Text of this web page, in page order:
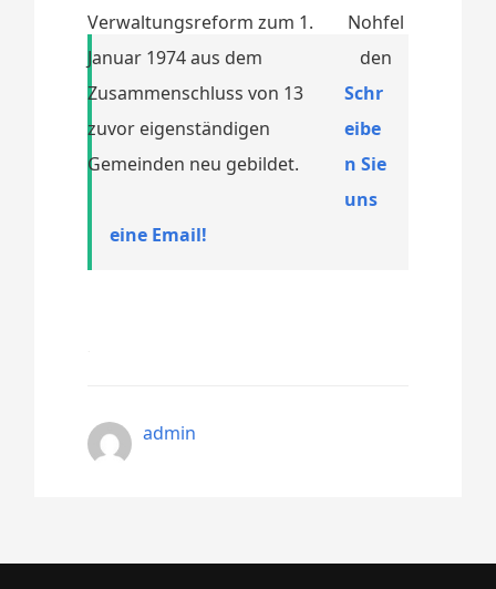
Verwaltungsreform zum 1.
Januar 1974 aus dem
Zusammenschluss von 13
zuvor eigenständigen
Gemeinden neu gebildet.
Schr
eibe
n Sie
uns
eine Email!
admin